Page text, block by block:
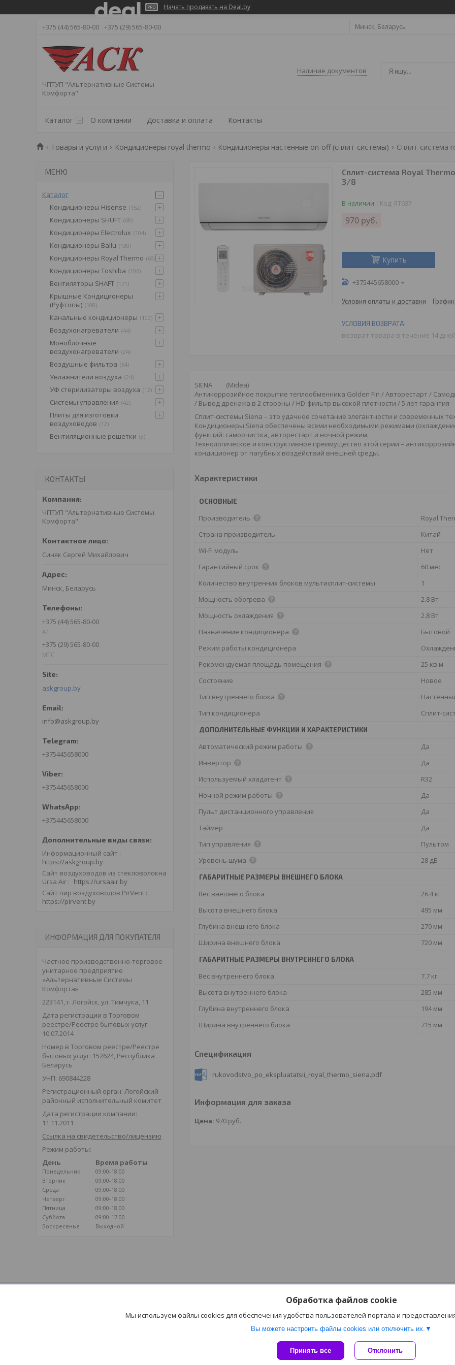
Начать продавать на Deal.by
+375 (44) 565-80-00 +375 (29) 565-80-00 Минск, Беларусь
ЧПТУП "Альтернативные Системы
Комфорта"
Наличие документов
Каталог О компании Доставка и оплата Контакты
Товары и услуги Кондиционеры royal thermo Кондиционеры настенные on-off (сплит-системы)
Сплит-система Royal
3/8
В наличии Код: RT037
970 руб.
Купить
+375445658000
Условия оплаты и доставки
возврат товара в течение 14 дней
SIENA (Midea)
Антикоррозийное покрытие теплообменника Golden Fin / Авторестарт /
/ Вывод дренажа в 2 стороны / HD-фильтр высокой плотности / 5 лет гарантия
Сплит-системы Siena – это удачное сочетание элегантности и современных
Кондиционеры Siena обеспечены всеми необходимыми режимами
функций: самоочистка, авторестарт и ночной режим.
Технологическое и конструктивное преимущество этой серии –
кондиционер от пагубных воздействий внешней среды.
Характеристики
ОСНОВНЫЕ
Производитель
Royal
Страна производитель
Китай
Wi-Fi модуль
Нет
Гарантийный срок
60 мес
Количество внутренних блоков мультисплит-системы
1
Мощность обогрева
2.8 Вт
Мощность охлаждения
2.8 Вт
Назначение кондиционера
Бытовой
Режим работы кондиционера
Рекомендуемая площадь помещения
25 кв.м
Состояние
Новое
Тип внутреннего блока
Тип кондиционера
Сплит-
ДОПОЛНИТЕЛЬНЫЕ ФУНКЦИИ И ХАРАКТЕРИСТИКИ
Автоматический режим работы
Да
Инвертор
Да
Используемый хладагент
R32
Ночной режим работы
Да
Пульт дистанционного управления
Да
Таймер
Да
Тип управления
Пультом
Уровень шума
28 дБ
ГАБАРИТНЫЕ РАЗМЕРЫ ВНЕШНЕГО БЛОКА
Вес внешнего блока
26.4 кг
Высота внешнего блока
495 мм
Глубина внешнего блока
270 мм
Ширина внешнего блока
720 мм
ГАБАРИТНЫЕ РАЗМЕРЫ ВНУТРЕННЕГО БЛОКА
Вес внутреннего блока
7.7 кг
Высота внутреннего блока
285 мм
Глубина внутреннего блока
194 мм
Ширина внутреннего блока
715 мм
Спецификация
rukovodstvo_po_ekspluatatsii_royal_thermo_siena.pdf
Информация для заказа
Цена: 970 руб.
Каталог
Кондиционеры Hisense
152
Кондиционеры SHUFT 68
Кондиционеры Electrolux 104
Кондиционеры Ballu 130
Кондиционеры Royal Thermo 69
Кондиционеры Toshiba 106
Вентиляторы SHAFT 171
Крышные Кондиционеры
(Pуфтопы)
108
Канальные кондиционеры 100
Воздухонагреватели 44
Моноблочные
воздухонагреватели 24
Воздушные фильтра 64
Увлажнители воздуха 24
УФ стерилизаторы воздуха 12
Системы управления 42
Плиты для изготовки
воздуховодов
12
Вентиляционные решетки 3
КОНТАКТЫ
ЧПТУП "Альтернативные Системы
Комфорта"
Синяк Сергей Михайлович
Минск, Беларусь
+375 (44) 565-80-00
A1
+375 (29) 565-80-00
МТС
askgroup.by
info@askgroup.by
+375445658000
+375445658000
+375445658000
Информационный сайт
https://askgroup.by
Сайт воздуховодов из стекловолокна
Ursa Air
https://ursaair.by
Сайт пир воздуховодов PirVent
https://pirvent.by
ИНФОРМАЦИЯ ДЛЯ ПОКУПАТЕЛЯ
Частное производственно-торговое
унитарное предприятие
«Альтернативные Системы
Комфорта»
223141, г. Логойск, ул. Тимчука, 11
Дата регистрации в Торговом
реестре/Реестре бытовых услуг:
10.07.2014
Номер в Торговом реестре/Реестре
бытовых услуг: 152624, Республика
Беларусь
УНП: 690844228
Регистрационный орган: Логойский
районный исполнительный комитет
Дата регистрации компании:
11.11.2011
Ссылка на свидетельство/лицензию
Режим работы:
День
Время работы
Понедельник
09:00-18:00
Вторник
09:00-18:00
Среда
09:00-18:00
Четверг
09:00-18:00
Пятница
09:00-18:00
Суббота
09:00-17:00
Воскресенье
Выходной
воздушного отопления - путь к здоровью и
Сайт создан на платформе Deal.by
Политика обработки файлов cookies
Обработка файлов cookie
Мы используем файлы cookies для обеспечения удобства пользователей портала и
Вы можете настроить файлы cookies или отключить их.
Принять все Отклонить